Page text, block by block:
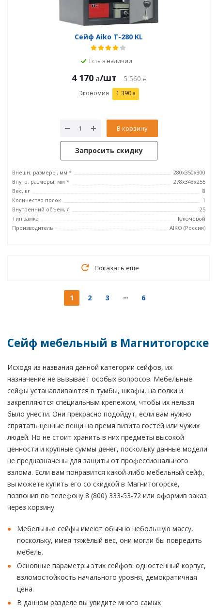
Сейф Aiko T-280 KL
Есть в наличии
4 170 /шт 5 560
Экономия 1 390
В корзину
Запросить скидку
Внешн. размеры, мм *
280x350x300
Внутр. размеры, мм *
278x348x255
Вес, кг
8
Количество полок
1
Внутренний объем, л
25
Тип замка
Ключевой
Производитель
AIKO (Россия)
Показать еще
1 2 3 6
Сейф мебельный в Магнитогорске
Исходя из названия данной категории сейфов, их
назначение не вызывает особых вопросов. Мебельные
сейфы устанавливаются в тумбы, шкафы, на полки и
закрепляются специальным крепежом, чтобы их нельзя
было унести. Они прекрасно подойдут, если вам нужно
спрятать ценные вещи на время визита гостей или чужих
людей. Но не стоит хранить в них предметы высокой
ценности и крупные суммы денег, поскольку данные модели
не предназначены для защиты от профессионального
взлома. Если вам понравится какой-либо мебельный сейф,
вы можете купить его со скидкой в Магнитогорске,
позвонив по телефону 8 (800) 333-53-72 или оформив заказ
через корзину.
Мебельные сейфы имеют обычно небольшую массу,
поскольку, имея тяжёлый вес, они могли бы повредить
мебель.
Основные параметры этих сейфов: одностенный корпус,
взломостойкость начального уровня, демократичная
цена.
В данном разделе вы увидите много самых